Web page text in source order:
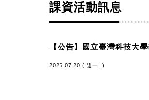
課資活動訊息
【公告】國立臺灣科技大
2026.07.20 ( 週一. )